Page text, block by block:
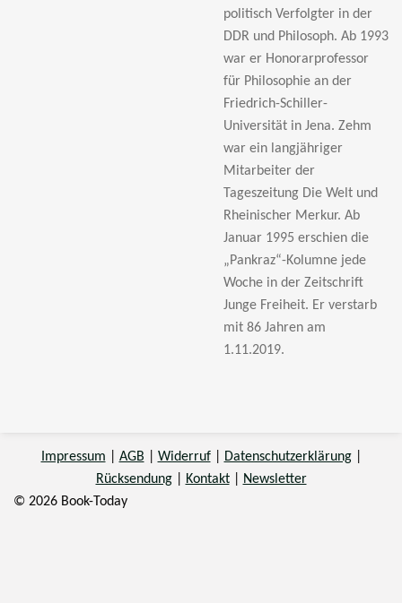
politisch Verfolgter in der
DDR und Philosoph. Ab 1993
war er Honorarprofessor
für Philosophie an der
Friedrich-Schiller-
Universität in Jena. Zehm
war ein langjähriger
Mitarbeiter der
Tageszeitung Die Welt und
Rheinischer Merkur. Ab
Januar 1995 erschien die
„Pankraz“-Kolumne jede
Woche in der Zeitschrift
Junge Freiheit. Er verstarb
mit 86 Jahren am
1.11.2019.
Impressum AGB Widerruf| Datenschutzerklärung|
Rücksendung| Kontakt|
Newsletter
© 2026 Book-Today